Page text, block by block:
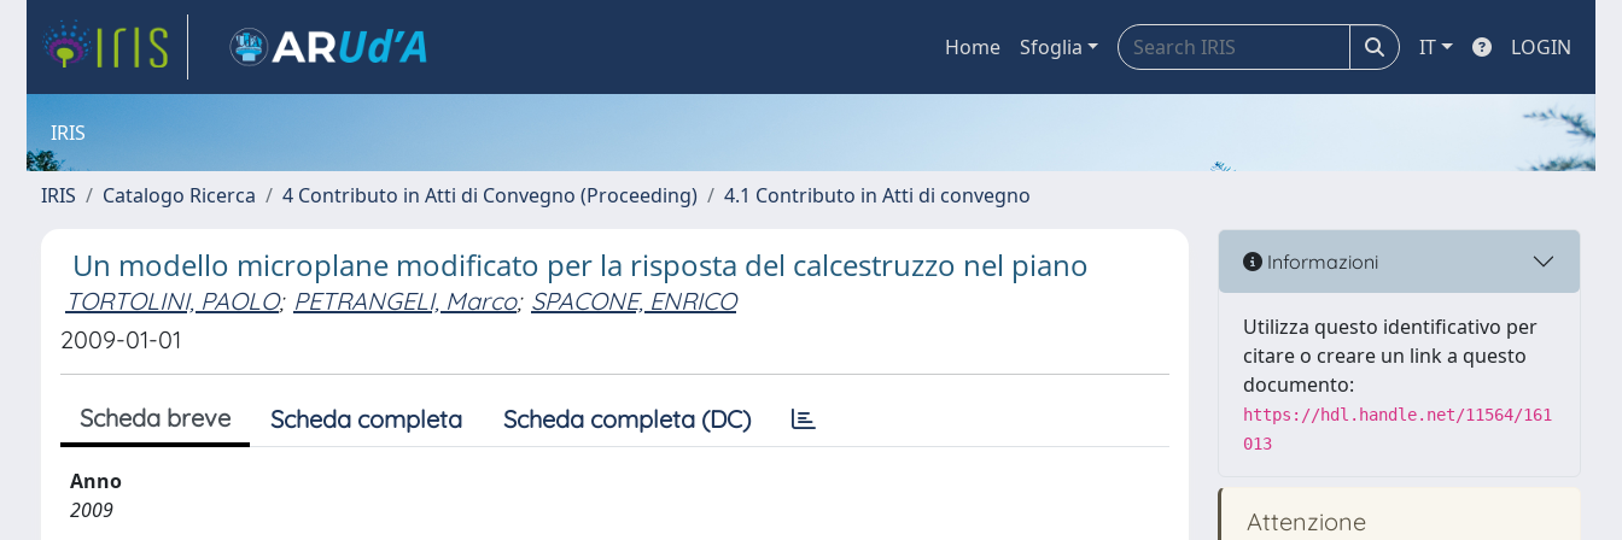
Home Sfoglia IT LOGIN
IRIS
IRIS Catalogo Ricerca 4 Contributo in Atti di Convegno (Proceeding) 4.1 Contributo in Atti di convegno
Un modello microplane modificato per la risposta del calcestruzzo nel piano
TORTOLINI, PAOLO; PETRANGELI, Marco; SPACONE, ENRICO
2009-01-01
Scheda breve Scheda completa Scheda completa (DC)
Anno
2009
Informazioni
Utilizza questo identificativo per
citare o creare un link a questo
documento:
https://hdl.handle.net/11564/161
013
Attenzione